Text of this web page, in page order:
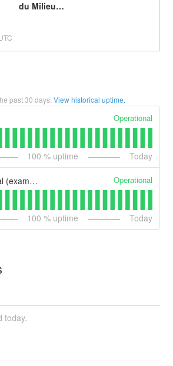
du Milieu…
past30 days. View historical uptime.
Operational
100 % uptime Today
Management Portal (example) Operational
100 % uptime Today
today.